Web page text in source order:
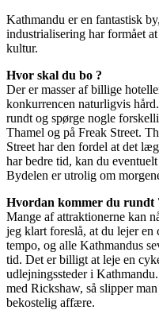
Kathmandu er en fantastisk
industrialisering har formået
kultur.
Hvor skal du bo ?
Der er masser af billige
konkurrencen naturligvis
rundt og spørge nogle
Thamel og på Freak Street.
Street har den fordel at det
har bedre tid, kan du
Bydelen er utrolig om
Hvordan kommer du rundt
Mange af attraktionerne kan
jeg klart foreslå, at du lejer en
tempo, og alle Kathmandus
tid. Det er billigt at leje en
udlejningssteder i
med Rickshaw, så slipper
bekostelig affære.